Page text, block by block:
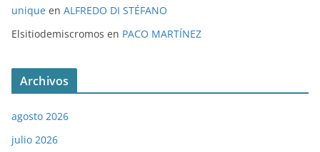
unique en ALFREDO DI STÉFANO
Elsitiodemiscromos en PACO MARTÍNEZ
Archivos
agosto 2026
julio 2026